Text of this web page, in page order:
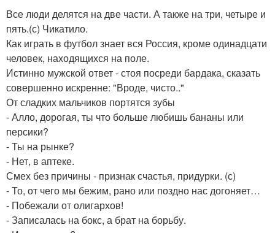
Все люди делятся на две части. А также на три, четыре и
пять.(с) Чикатило.
Как играть в футбол знает вся Россия, кроме одинадцати
человек, находящихся на поле.
Истинно мужской ответ - стоя посреди бардака, сказать
совершенно искренне: "Вроде, чисто.."
От сладких мальчиков портятся зубы
- Алло, дорогая, ты что больше любишь бананы или
персики?
- Ты на рынке?
- Нет, в аптеке.
Смех без причины - признак счастья, придурки. (с)
- То, от чего мы бежим, рано или поздно нас догоняет…
- Побежали от олигархов!
- Записалась на бокс, а брат на борьбу.